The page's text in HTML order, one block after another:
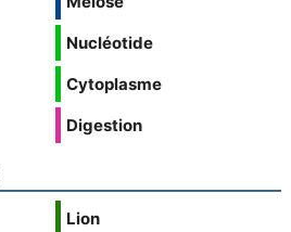
Nucléotide
Cytoplasme
Digestion
Lion